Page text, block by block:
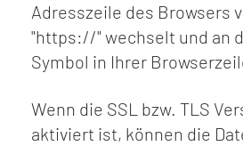
Adresszeile des Browsers
"https://" wechselt und an
Symbol in Ihrer
Wenn die SSL bzw. TLS
aktiviert ist, können die